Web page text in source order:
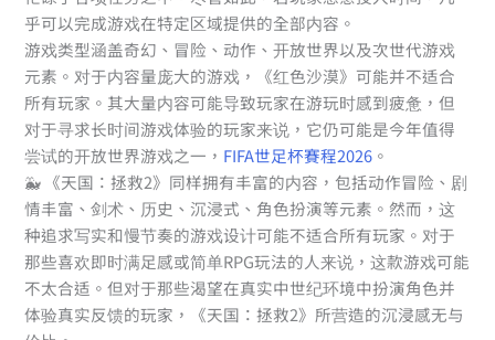
乎可以完成游戏在特定区域提供的全部内容。
游戏类型涵盖奇幻、冒险、动作、开放世界以及次世代游戏
元素。对于内容量庞大的游戏，《红色沙漠》可能并不适合
所有玩家。其大量内容可能导致玩家在游玩时感到疲惫，但
对于寻求长时间游戏体验的玩家来说，它仍可能是今年值得
尝试的开放世界游戏之一， FIFA世足杯賽程2026 。
🐳 《天国：拯救2》同样拥有丰富的内容，包括动作冒险、剧
情丰富、剑术、历史、沉浸式、角色扮演等元素。然而，这
种追求写实和慢节奏的游戏设计可能不适合所有玩家。对于
那些喜欢即时满足感或简单RPG玩法的人来说，这款游戏可能
不太合适。但对于那些渴望在真实中世纪环境中扮演角色并
体验真实反馈的玩家，《天国：拯救2》所营造的沉浸感无与